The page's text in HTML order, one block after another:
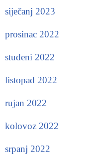
siječanj 2023
prosinac 2022
studeni 2022
listopad 2022
rujan 2022
kolovoz 2022
srpanj 2022